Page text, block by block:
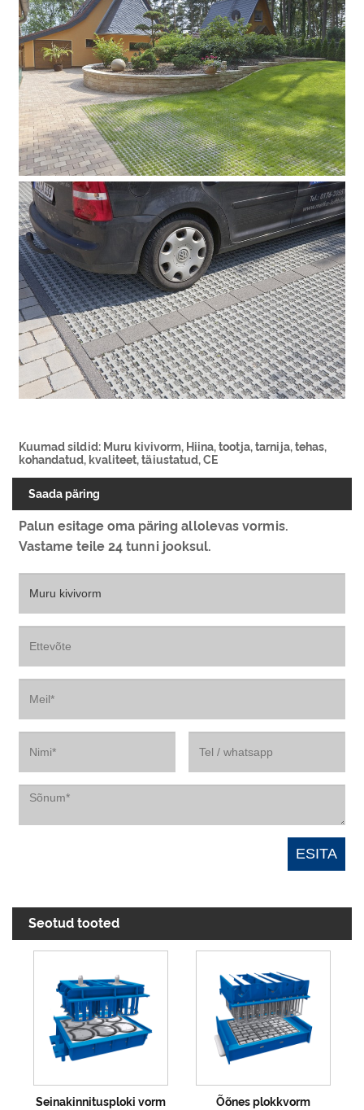
Kuumad sildid: Muru kivivorm, Hiina, tootja, tarnija, tehas,
kohandatud, kvaliteet, täiustatud, CE
Saada päring
Palun esitage oma päring allolevas vormis.
Vastame teile 24 tunni jooksul.
Seotud tooted
Seinakinnitusploki vorm Õõnes plokkvorm